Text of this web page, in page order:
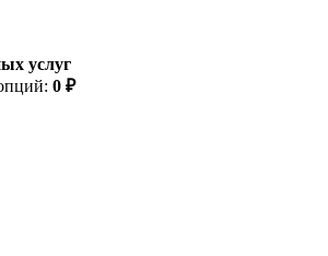
услуг
0 ₽